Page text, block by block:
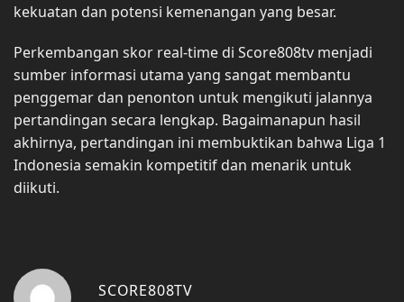
kekuatan dan potensi kemenangan yang besar.
Perkembangan skor real-time di Score808tv menjadi
sumber informasi utama yang sangat membantu
penggemar dan penonton untuk mengikuti jalannya
pertandingan secara lengkap. Bagaimanapun hasil
akhirnya, pertandingan ini membuktikan bahwa Liga 1
Indonesia semakin kompetitif dan menarik untuk
diikuti.
SCORE808TV